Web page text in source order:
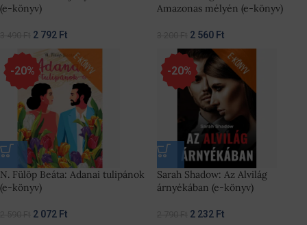
(e-könyv)
2 792 Ft
Amazonas mélyén (e-könyv)
2 560 Ft
-20%
N. Fülöp Beáta: Adanai tulipánok
(e-könyv)
2 072 Ft
-20%
Sarah Shadow: Az Alvilág
árnyékában (e-könyv)
2 232 Ft